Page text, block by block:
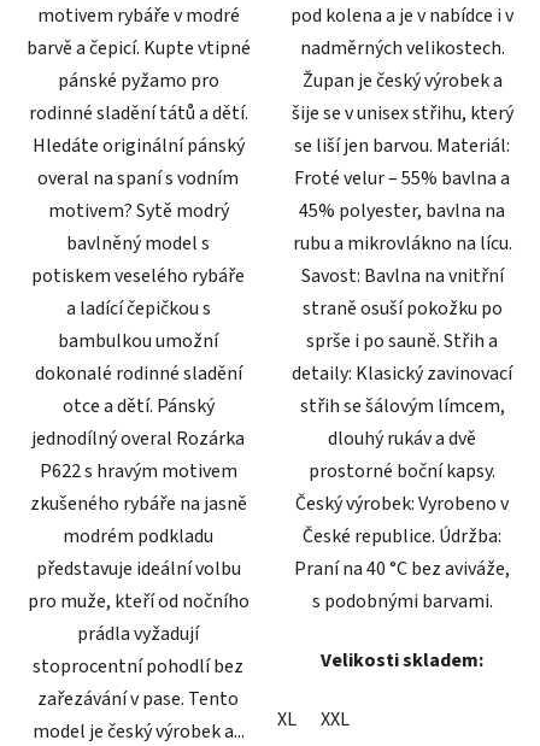
motivem rybáře v modré
barvě a čepicí. Kupte vtipné
pánské pyžamo pro
rodinné sladění tátů a dětí.
Hledáte originální pánský
overal na spaní s vodním
motivem? Sytě modrý
bavlněný model s
potiskem veselého rybáře
a ladící čepičkou s
bambulkou umožní
dokonalé rodinné sladění
otce a dětí. Pánský
jednodílný overal Rozárka
P622 s hravým motivem
zkušeného rybáře na jasně
modrém podkladu
představuje ideální volbu
pro muže, kteří od nočního
prádla vyžadují
stoprocentní pohodlí bez
zařezávání v pase. Tento
model je český výrobek a...
pod kolena a je v nabídce i v
nadměrných velikostech.
Župan je český výrobek a
šije se v unisex střihu, který
se liší jen barvou. Materiál:
Froté velur – 55% bavlna a
45% polyester, bavlna na
rubu a mikrovlákno na lícu.
Savost: Bavlna na vnitřní
straně osuší pokožku po
sprše i po sauně. Střih a
detaily: Klasický zavinovací
střih se šálovým límcem,
dlouhý rukáv a dvě
prostorné boční kapsy.
Český výrobek: Vyrobeno v
České republice. Údržba:
Praní na 40 °C bez aviváže,
s podobnými barvami.
Velikosti skladem:
XL XXL